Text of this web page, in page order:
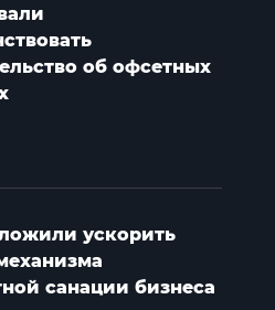
об офсетных
ускорить
санации бизнеса